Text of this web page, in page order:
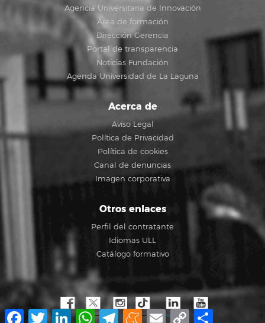
Agencia Universitaria de Innovación
Área de formación
Dirección Gerencia
Portal de transparencia
Noticias Fundación
Agenda Universidad de La Laguna
Acerca de
Aviso Legal
Política de Privacidad
Política de cookies
Canal de denuncias
Imagen corporativa
Otros enlaces
Perfil del contratante
Idiomas ULL
Catálogo formativo
Facebook
TwitterLinkedInWhatsApp
TelegramMeneame
Email Copy